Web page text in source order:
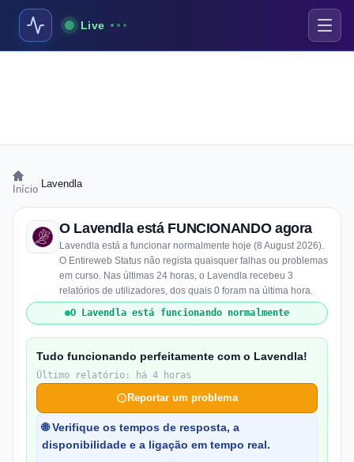
Live
Início Lavendla
O Lavendla está FUNCIONANDO agora
Lavendla está a funcionar normalmente hoje (8 August 2026).
O Entireweb Status não regista quaisquer falhas ou problemas
em curso. Nas últimas 24 horas, o Lavendla recebeu 3
relatórios de utilizadores, dos quais 0 foram na última hora.
O Lavendla está funcionando normalmente
Tudo funcionando perfeitamente com o Lavendla!
Último relatório: há 4 horas
Reportar um problema
🌐 Verifique os tempos de resposta, a
disponibilidade e a ligação em tempo real.